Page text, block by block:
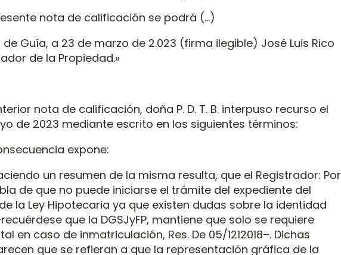
nota de calificación se podrá (…)
Guía, a 23 de marzo de 2.023 (firma ilegible) José Luis Rico
de la Propiedad.»
nota de calificación, doña P. D. T. B. interpuso recurso el
de 2023 mediante escrito en los siguientes términos:
expone:
un resumen de la misma resulta, que el Registrador: Por
de que no puede iniciarse el trámite del expediente del
la Ley Hipotecaria ya que existen dudas sobre la identidad
que la DGSJyFP, mantiene que solo se requiere
en caso de inmatriculación, Res. De 05/1212018–. Dichas
que se refieran a que la representación gráfica de la